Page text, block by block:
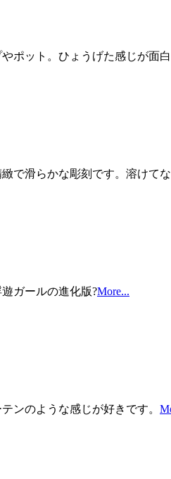
ポット。ひょうげた感じが面白
で滑らかな彫刻です。溶けて
ガールの進化版?More...
ンのような感じが好きです。